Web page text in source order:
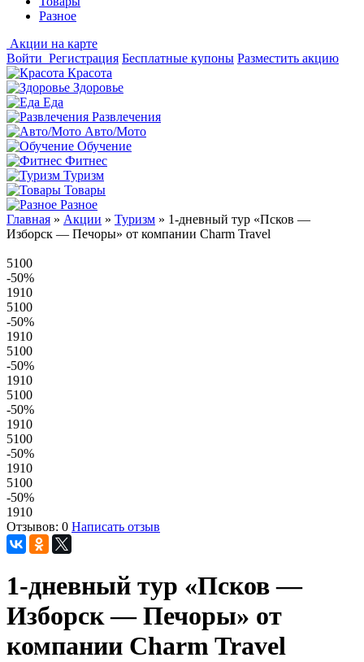
Разное
Акции на карте
Войти Регистрация Бесплатные купоны Разместить акцию
Красота
Здоровье
Еда
Развлечения
Авто/Мото
Обучение
Фитнес
Туризм
Товары
Разное
Главная » Акции » Туризм » 1-дневный тур «Псков —
Изборск — Печоры» от компании Charm Travel
5100
-50%
1910
5100
-50%
1910
5100
-50%
1910
5100
-50%
1910
5100
-50%
1910
5100
-50%
1910
Отзывов: 0 Написать отзыв
1-дневный тур «Псков —
Изборск — Печоры» от
компании Charm Travel